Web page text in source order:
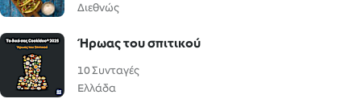
Διεθνώς
Ήρωας του σπιτικού
10 Συνταγές
Ελλάδα